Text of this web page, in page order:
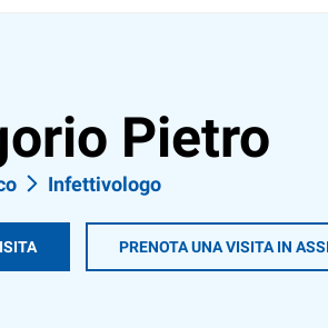
Pietro
Infettivologo
PRENOTA UNA VISITA IN